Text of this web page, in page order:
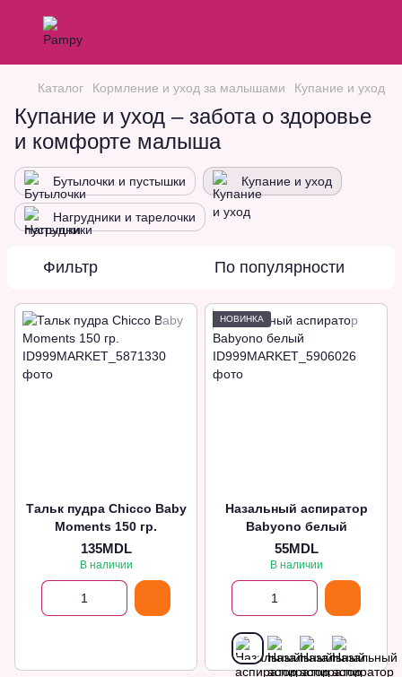
Каталог Кормление и уход за малышами Купание и уход
Купание и уход – забота о здоровье
и комфорте малыша
Бутылочки и пустышки Купание и уход
Нагрудники и тарелочки
Фильтр По популярности
Тальк пудра Сhicco Baby
Moments 150 гр.
135MDL
В наличии
НОВИНКА
Назальный аспиратор
Babyono белый
55MDL
В наличии